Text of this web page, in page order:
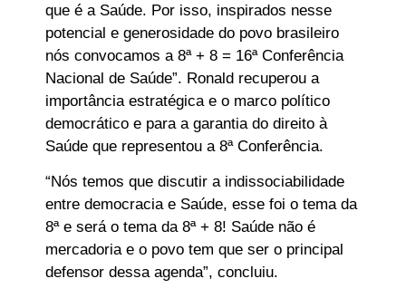
que é a Saúde. Por isso, inspirados nesse
potencial e generosidade do povo brasileiro
nós convocamos a 8ª + 8 = 16ª Conferência
Nacional de Saúde”. Ronald recuperou a
importância estratégica e o marco político
democrático e para a garantia do direito à
Saúde que representou a 8ª Conferência.
“Nós temos que discutir a indissociabilidade
entre democracia e Saúde, esse foi o tema da
8ª e será o tema da 8ª + 8! Saúde não é
mercadoria e o povo tem que ser o principal
defensor dessa agenda”, concluiu.